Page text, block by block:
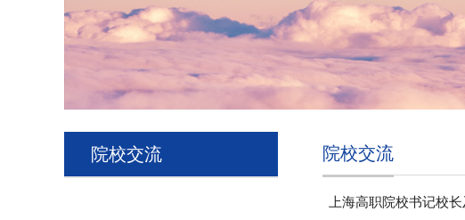
院校交流 院校交流
上海高职院校书记校